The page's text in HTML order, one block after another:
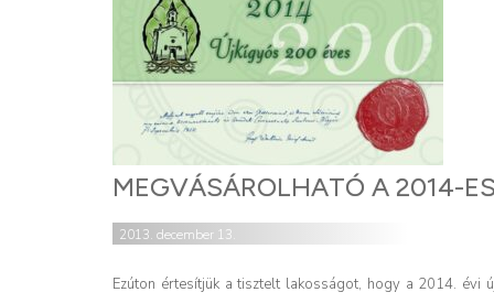
MEGVÁSÁROLHATÓ A 2014-
2013. december 13.
Ezúton értesítjük a tisztelt lakosságot, hogy a 2014. évi